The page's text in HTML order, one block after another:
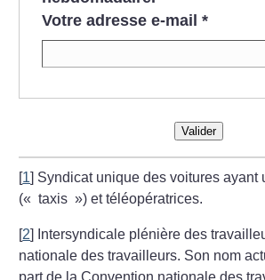
Votre adresse e-mail *
Valider
[1] Syndicat unique des voitures ayant
(« taxis ») et téléopératrices.
[2]
Intersyndicale plénière des
nationale des travailleurs. Son nom
part de la Convention nationale des